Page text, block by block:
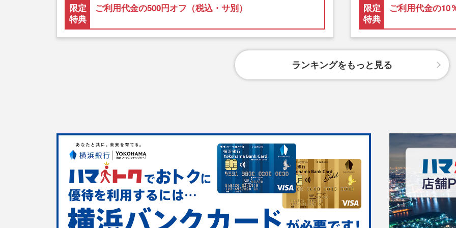
限定
特典
ご利用代金の500円オフ（税込・サ別）
限定
特典
ご利用代金の10
ランキングをもっと見る